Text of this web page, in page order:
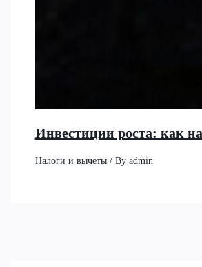
Инвестиции роста: как
Налоги и вычеты/ By admin